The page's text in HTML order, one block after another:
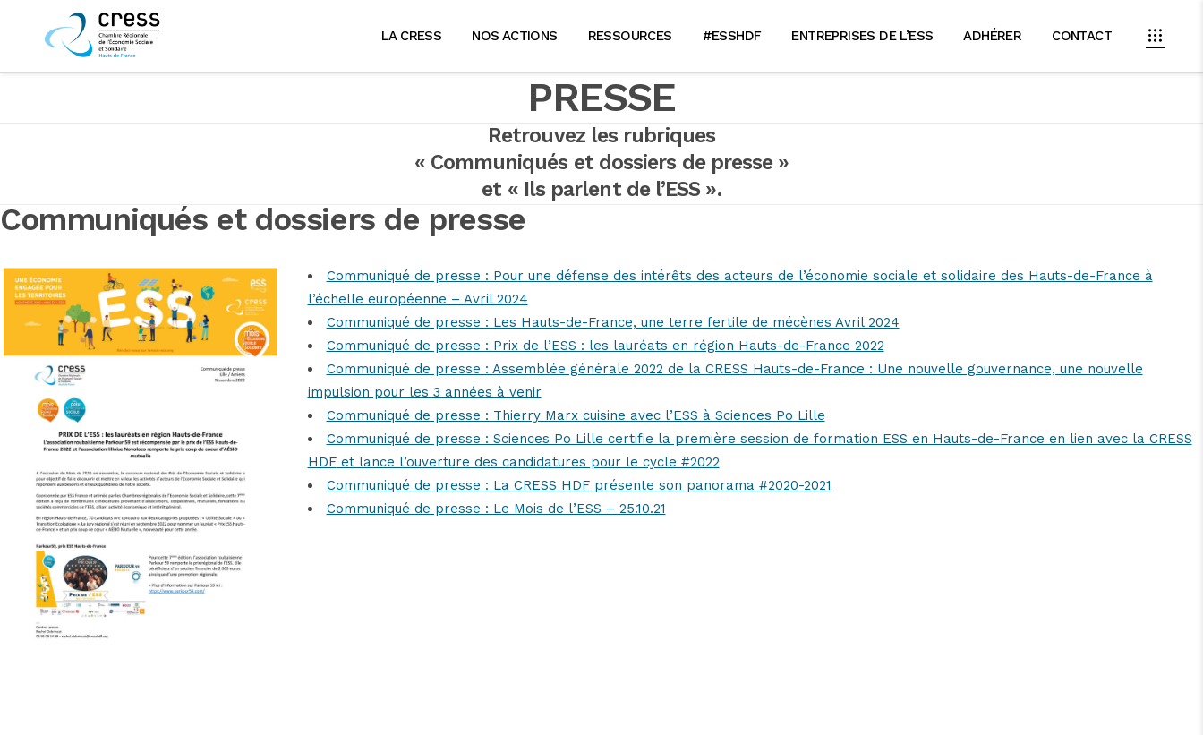
LA CRESS NOS ACTIONS RESSOURCES #ESSHDF ENTREPRISES DE L’ESS ADHÉRER CONTACT
PRESSE
Retrouvez les rubriques
« Communiqués et dossiers de presse »
et « Ils parlent de l’ESS ».
Communiqués et dossiers de presse
Communiqué de presse : Pour une défense des intérêts des acteurs de l’économie sociale et solidaire des Hauts-de-France à
l’échelle européenne – Avril 2024
Communiqué de presse : Les Hauts-de-France, une terre fertile de mécènes Avril 2024
Communiqué de presse : Prix de l’ESS : les lauréats en région Hauts-de-France 2022
Communiqué de presse : Assemblée générale 2022 de la CRESS Hauts-de-France : Une nouvelle gouvernance, une nouvelle
impulsion pour les 3 années à venir
Communiqué de presse : Thierry Marx cuisine avec l’ESS à Sciences Po Lille
Communiqué de presse : Sciences Po Lille certifie la première session de formation ESS en Hauts-de-France en lien avec la CRESS
HDFet lance l’ouverture des candidatures pour le cycle #2022
Communiqué de presse : La CRESS HDF présente son panorama #2020-2021
Communiqué de presse : Le Mois de l’ESS – 25.10.21